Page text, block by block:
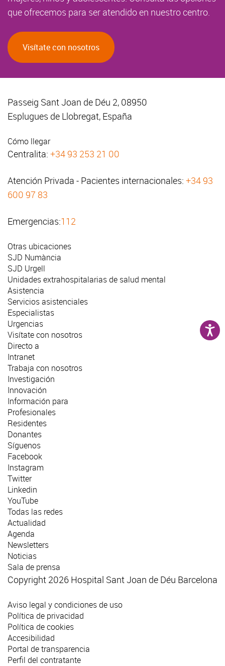
que ofrecemos para ser atendido en nuestro centro.
Visítate con nosotros
Passeig Sant Joan de Déu 2, 08950
Esplugues de Llobregat, España
Cómo llegar
Centralita: +34 93 253 21 00
Atención Privada - Pacientes internacionales: +34 93
600 97 83
Emergencias:112
Otras ubicaciones
SJD Numància
SJD Urgell
Unidades extrahospitalarias de salud mental
Asistencia
Servicios asistenciales
Especialistas
Urgencias
Visítate con nosotros
Directo a
Intranet
Trabaja con nosotros
Investigación
Innovación
Información para
Profesionales
Residentes
Donantes
Síguenos
Facebook
Instagram
Twitter
Linkedin
YouTube
Todas las redes
Actualidad
Agenda
Newsletters
Noticias
Sala de prensa
Copyright 2026 Hospital Sant Joan de Déu Barcelona
Aviso legal y condiciones de uso
Política de privacidad
Política de cookies
Accesibilidad
Portal de transparencia
Perfil del contratante